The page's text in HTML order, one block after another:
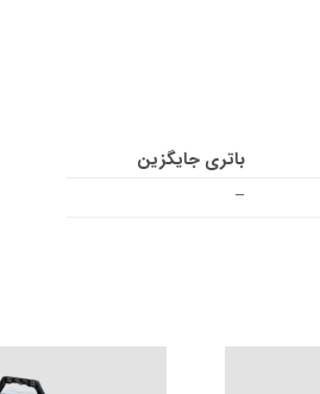
باتری جایگزین
–